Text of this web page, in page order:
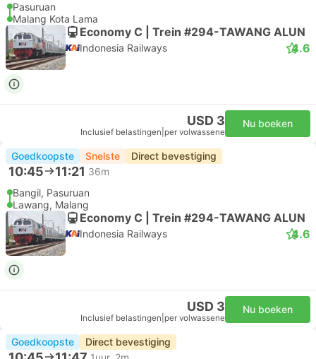
Pasuruan
Malang Kota Lama
Economy C | Trein #294-TAWANG ALUN
Indonesia Railways 4.6
USD 3
Inclusief belastingen per volwassene
Nu boeken
Goedkoopste Snelste Direct bevestiging
10:45 11:21 36m
Bangil, Pasuruan
Lawang, Malang
Economy C | Trein #294-TAWANG ALUN
Indonesia Railways 4.6
USD 3
Inclusief belastingen per volwassene
Nu boeken
Goedkoopste Direct bevestiging